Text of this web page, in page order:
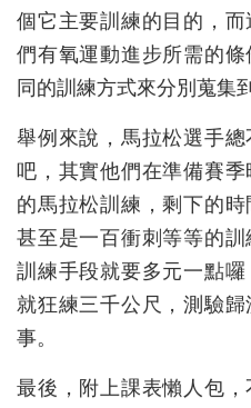
個它主要訓練的目的，
們有氧運動進步所需的
同的訓練方式來分別蒐集
舉例來說，馬拉松選手
吧，其實他們在準備賽
的馬拉松訓練，剩下的時
甚至是一百衝刺等等的
訓練手段就要多元一點
就狂練三千公尺，測驗
事。
最後，附上課表懶人包